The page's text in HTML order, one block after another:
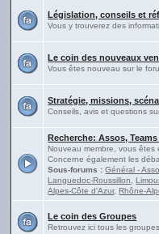
Législation, conseils et
Vous y trouverez des
Le coin des nouveaux
Vous êtes nouveau sur le
Stratégie, missions,
Conseils, avis et questions
Recherche: Assos,
Nouveau membre, vous
Concerne également les
Sous-forums : Général -
Languedoc-Roussillon
,
Alpes-Côte d'Azur,Rhône-
Le coin des Groupes
Retrouvez ici tous les